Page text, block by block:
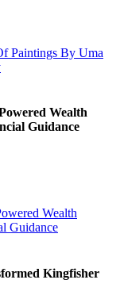
Wealth
Guidance
Kingfisher